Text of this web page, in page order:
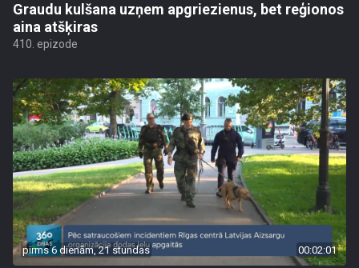
Graudu kulšana uzņem apgriezienus, bet reģionos
aina atšķiras
410. epizode
pirms 6 dienām, 21 stundas 00:02:01